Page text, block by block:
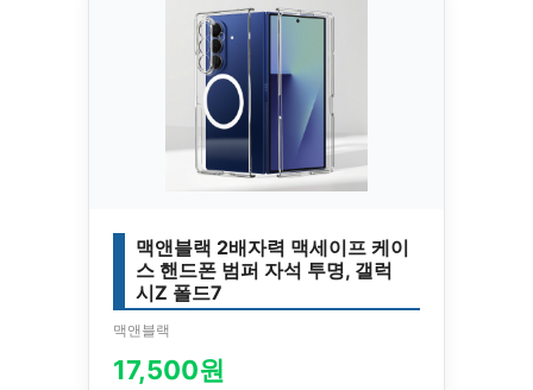
맥앤블랙 2배자력 맥세이프 케이
스 핸드폰 범퍼 자석 투명, 갤럭
시Z 폴드7
맥앤블랙
17,500원